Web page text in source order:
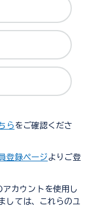
ら をご確認くださ
登録ページ よりご登
カウントを使用し
しては、これらのユ